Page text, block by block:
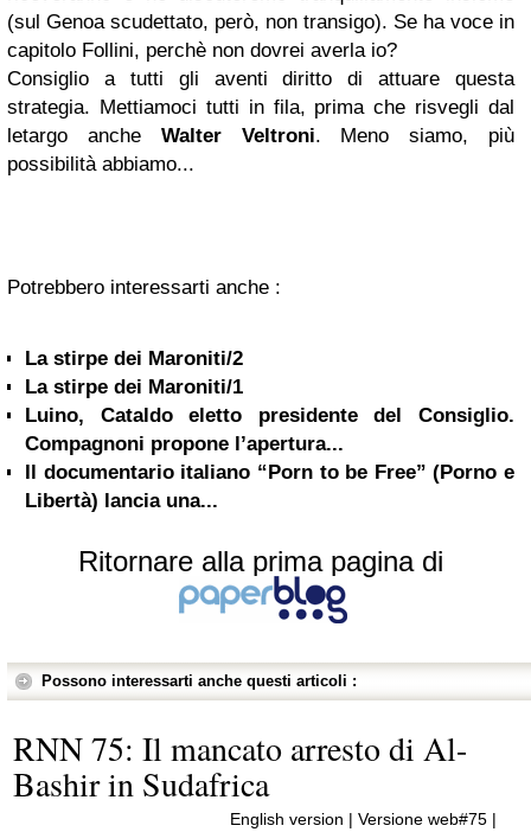
(sul Genoa scudettato, però, non transigo). Se ha voce in
capitolo Follini, perchè non dovrei averla io?
Consiglio a tutti gli aventi diritto di attuare questa
strategia. Mettiamoci tutti in fila, prima che risvegli dal
letargo anche Walter Veltroni. Meno siamo, più
possibilità abbiamo...
Potrebbero interessarti anche :
La stirpe dei Maroniti/2
La stirpe dei Maroniti/1
Luino, Cataldo eletto presidente del Consiglio.
Compagnoni propone l’apertura...
Il documentario italiano “Porn to be Free” (Porno e
Libertà) lancia una...
Ritornare alla prima pagina di
Possono interessarti anche questi articoli :
RNN 75: Il mancato arresto di Al-
Bashir in Sudafrica
English version | Versione web#75 |